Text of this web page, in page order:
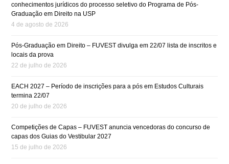
conhecimentos jurídicos do processo seletivo do Programa de Pós-
Graduação em Direito na USP
4 de agosto de 2026
Pós-Graduação em Direito – FUVEST divulga em 22/07 lista de inscritos e
locais da prova
22 de julho de 2026
EACH 2027 – Período de inscrições para a pós em Estudos Culturais
termina 22/07
20 de julho de 2026
Competições de Capas – FUVEST anuncia vencedoras do concurso de
capas dos Guias do Vestibular 2027
15 de julho de 2026